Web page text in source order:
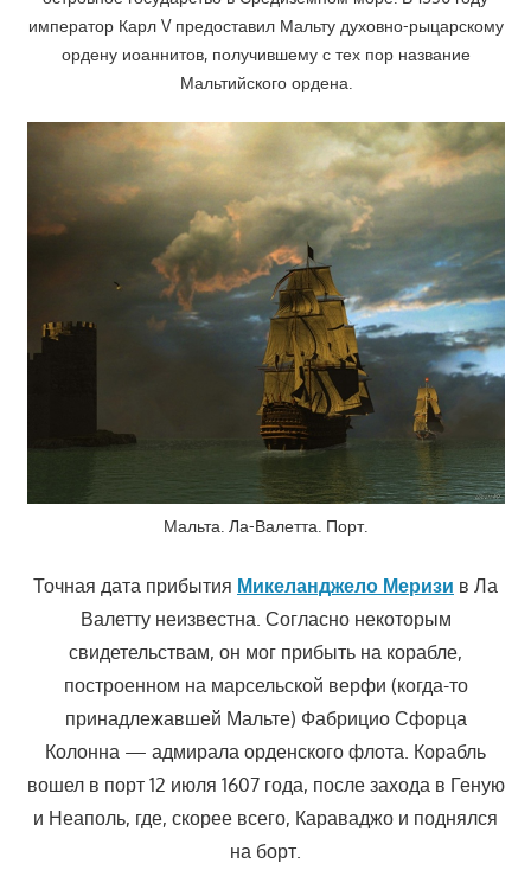
император Карл V предоставил Мальту духовно-рыцарскому
ордену иоаннитов, получившему с тех пор название
Мальтийского ордена.
Мальта. Ла-Валетта. Порт.
Точная дата прибытия Микеланджело Меризи в Ла
Валетту неизвестна. Согласно некоторым
свидетельствам, он мог прибыть на корабле,
построенном на марсельской верфи (когда-то
принадлежавшей Мальте) Фабрицио Сфорца
Колонна — адмирала орденского флота. Корабль
вошел в порт 12 июля 1607 года, после захода в Геную
и Неаполь, где, скорее всего, Караваджо и поднялся
на борт.